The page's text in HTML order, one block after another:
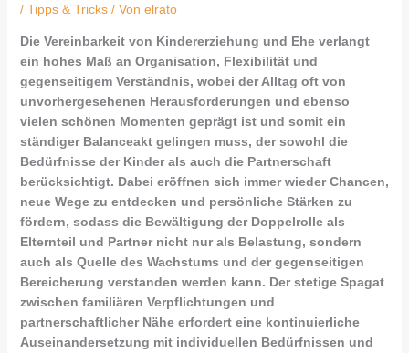
/ Tipps & Tricks/ Von elrato
Die Vereinbarkeit von Kindererziehung und Ehe verlangt
ein hohes Maß an Organisation, Flexibilität und
gegenseitigem Verständnis, wobei der Alltag oft von
unvorhergesehenen Herausforderungen und ebenso
vielen schönen Momenten geprägt ist und somit ein
ständiger Balanceakt gelingen muss, der sowohl die
Bedürfnisse der Kinder als auch die Partnerschaft
berücksichtigt. Dabei eröffnen sich immer wieder Chancen,
neue Wege zu entdecken und persönliche Stärken zu
fördern, sodass die Bewältigung der Doppelrolle als
Elternteil und Partner nicht nur als Belastung, sondern
auch als Quelle des Wachstums und der gegenseitigen
Bereicherung verstanden werden kann. Der stetige Spagat
zwischen familiären Verpflichtungen und
partnerschaftlicher Nähe erfordert eine kontinuierliche
Auseinandersetzung mit individuellen Bedürfnissen und